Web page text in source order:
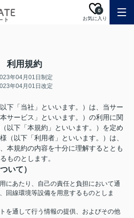
お気に入り
0
利用規約
年04月01日制定
年04月01日改定
下「当社」といいます。）は、当サー
サービス」といいます。）の利用に関
以下「本規約」といいます。）を定め
（以下「利用者」といいます。）は、
本規約の内容を十分に理解するととも
ものとします。
いて）
にあたり、自己の責任と負担において通
回線環境等設備を用意するものとしま
を通して行う情報の提供、およびその他